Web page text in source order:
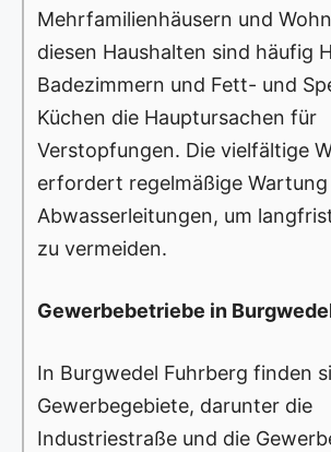
Mehrfamilienhäusern und
diesen Haushalten sind häufig
Badezimmern und Fett- und
Küchen die Hauptursachen für
Verstopfungen. Die vielfältige
erfordert regelmäßige
Abwasserleitungen, um
zu vermeiden.
Gewerbebetriebe in
In Burgwedel Fuhrberg finden
Gewerbegebiete, darunter die
Industriestraße und die